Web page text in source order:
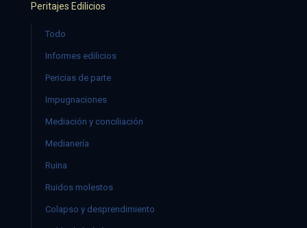
Peritajes Edilicios
Todo
Informes edilicios
Pericias de parte
Impugnaciones
Mediación y conciliación
Medianería
Ruina
Ruidos molestos
Colapso y desprendimiento